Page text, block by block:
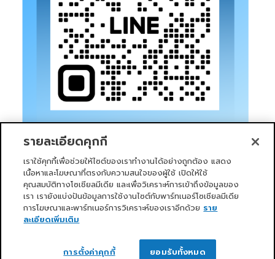
หน้าแรก บริการของเรา ข่าวสารและกิจกรรม PRIMO CLUB
เกี่ยวกับเรา นักลงทุนสัมพันธ์
Copyright 2026 ©
Primo Service Solution Company
รายละเอียดคุกกี้
เราใช้คุกกี้เพื่อช่วยให้ไซต์ของเราทำงานได้อย่างถูกต้อง แสดง
เนื้อหาและโฆษณาที่ตรงกับความสนใจของผู้ใช้ เปิดให้ใช้
คุณสมบัติทางโซเชียลมีเดีย และเพื่อวิเคราะห์การเข้าถึงข้อมูลของ
เรา เรายังแบ่งปันข้อมูลการใช้งานไซต์กับพาร์ทเนอร์โซเชียลมีเดีย
การโฆษณาและพาร์ทเนอร์การวิเคราะห์ของเราอีกด้วย ราย
ละเอียดเพิ่มเติม
การตั้งค่าคุกกี้ ยอมรับทั้งหมด
ติดต่อเรา